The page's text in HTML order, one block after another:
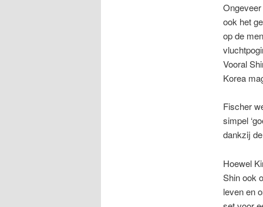
ook het
op de
Vooral
Korea
Fischer
simpel
dankzij
Hoewel
Shin ook
leven en